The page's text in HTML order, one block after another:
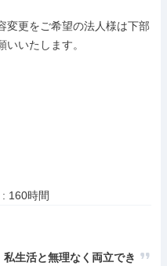
変更をご希望の法人様は下部
いたします。
160時間
生活と無理なく両立でき